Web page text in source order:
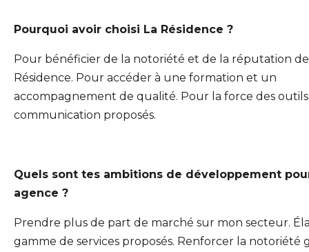
Pourquoi avoir choisi La Résidence ?
Pour bénéficier de la notoriété et de la réputation de
Résidence. Pour accéder à une formation et un
accompagnement de qualité. Pour la force des
communication proposés.
Quels sont tes ambitions de développement
agence ?
Prendre plus de part de marché sur mon secteur.
gamme de services proposés. Renforcer la notoriété